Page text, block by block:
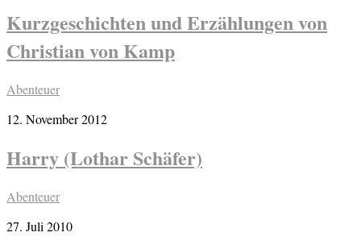
Kurzgeschichten und Erzählungen von
Christian von Kamp
Abenteuer
12. November 2012
Harry (Lothar Schäfer)
Abenteuer
27. Juli 2010